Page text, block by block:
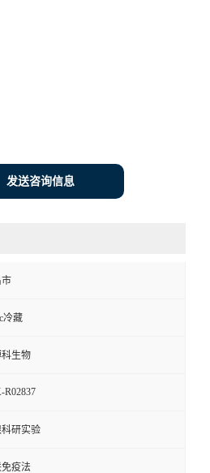
发送咨询信息
市
冷藏
生物
R02837
研实验
疫法